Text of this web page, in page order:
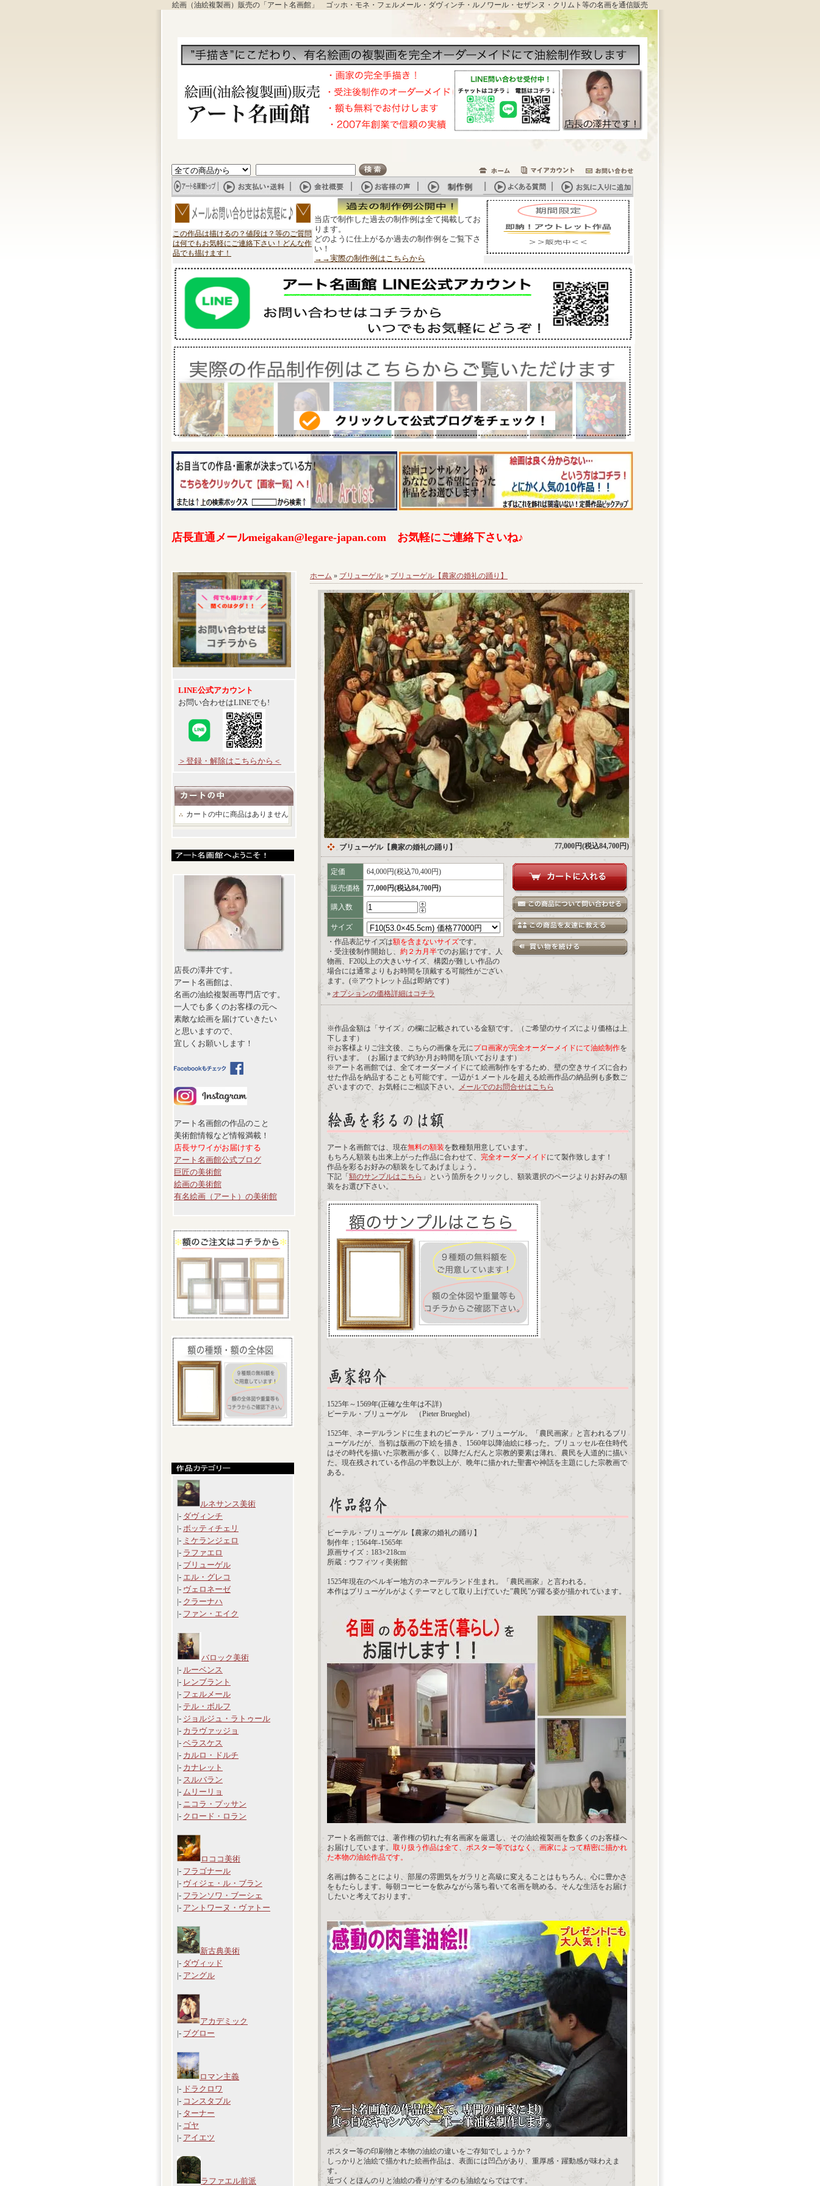
絵画（油絵複製画）販売の「アート名画館」 ゴッホ・モネ・フェルメール・ダヴィンチ・ルノワール・セザンヌ・クリムト等の名画を通信販売
この作品は描けるの？値段は？等のご質問
は何でもお気軽にご連絡下さい！どんな作
品でも描けます！
当店で制作した過去の制作例は全て掲載してお
ります。
どのように仕上がるか過去の制作例をご覧下さ
い！
→→実際の制作例はこちらから
店長直通メールmeigakan@legare-japan.com お気軽にご連絡下さいね♪
LINE公式アカウント
お問い合わせはLINEでも!
＞登録・解除はこちらから＜
カートの中に商品はありません
店長の澤井です。
アート名画館は、
名画の油絵複製画専門店です。
一人でも多くのお客様の元へ
素敵な絵画を届けていきたい
と思いますので、
宜しくお願いします！
アート名画館の作品のこと
美術館情報など情報満載！
店長サワイがお届けする
アート名画館公式ブログ
巨匠の美術館
絵画の美術館
有名絵画（アート）の美術館
ルネサンス美術
|- ダヴィンチ
|- ボッティチェリ
|- ミケランジェロ
|- ラファエロ
|- ブリューゲル
|- エル・グレコ
|- ヴェロネーゼ
|- クラーナハ
|- ファン・エイク
バロック美術
|- ルーベンス
|- レンブラント
|- フェルメール
|- テル・ボルフ
|- ジョルジュ・ラトゥール
|- カラヴァッジョ
|- ベラスケス
|- カルロ・ドルチ
|- カナレット
|- スルバラン
|- ムリーリョ
|- ニコラ・プッサン
|- クロード・ロラン
ロココ美術
|- フラゴナール
|- ヴィジェ・ル・ブラン
|- フランソワ・ブーシェ
|- アントワーヌ・ヴァトー
新古典美術
|- ダヴィッド
|- アングル
アカデミック
|- ブグロー
ロマン主義
|- ドラクロワ
|- コンスタブル
|- ターナー
|- ゴヤ
|- アイエツ
ラファエル前派
ホーム » ブリューゲル » ブリューゲル【農家の婚礼の踊り】
ブリューゲル【農家の婚礼の踊り】 77,000円(税込84,700円)
定価
64,000円(税込70,400円)
販売価格
77,000円(税込84,700円)
購入数
サイズ
・作品表記サイズは額を含まないサイズです。
・受注後制作開始し、 約２カ月半でのお届けです。人
物画、F20以上の大きいサイズ、構図が難しい作品の
場合には通常よりもお時間を頂戴する可能性がござい
ます。(※アウトレット品は即納です)
» オプションの価格詳細はコチラ
※作品金額は「サイズ」の欄に記載されている金額です。（ご希望のサイズにより価格は上
下します）
※お客様よりご注文後、こちらの画像を元にプロ画家が完全オーダーメイドにて油絵制作を
行います。（お届けまで約3か月お時間を頂いております）
※アート名画館では、全てオーダーメイドにて絵画制作をするため、壁の空きサイズに合わ
せた作品を納品することも可能です。一辺が１メートルを超える絵画作品の納品例も多数ご
ざいますので、お気軽にご相談下さい。
メールでのお問合せはこちら
アート名画館では、現在無料の額装を数種類用意しています。
もちろん額装も出来上がった作品に合わせて、 完全オーダーメイドにて製作致します！
作品を彩るお好みの額装をしてあげましょう。
下記「 額のサンプルはこちら 」という箇所をクリックし、額装選択のページよりお好みの額
装をお選び下さい。
1525年～1569年(正確な生年は不詳)
ピーテル・ブリューゲル （Pieter Brueghel）
1525年、ネーデルランドに生まれのピーテル・ブリューゲル。「農民画家」と言われるブリ
ューゲルだが、当初は版画の下絵を描き、1560年以降油絵に移った。ブリュッセル在住時代
はその時代を描いた宗教画が多く、以降だんだんと宗教的要素は薄れ、農民を人道的に描い
た。現在残されている作品の半数以上が、晩年に描かれた聖書や神話を主題にした宗教画で
ある。
ピーテル・ブリューゲル【農家の婚礼の踊り】
制作年；1564年-1565年
原画サイズ：183×218cm
所蔵：ウフィツィ美術館
1525年現在のベルギー地方のネーデルランド生まれ。「農民画家」と言われる。
本作はブリューゲルがよくテーマとして取り上げていた”農民”が躍る姿が描かれています。
アート名画館では、著作権の切れた有名画家を厳選し、その油絵複製画を数多くのお客様へ
お届けしています。 取り扱う作品は全て、ポスター等ではなく、画家によって精密に描かれ
た本物の油絵作品です。
名画は飾ることにより、部屋の雰囲気をガラリと高級に変えることはもちろん、心に豊かさ
をもたらします。毎朝コーヒーを飲みながら落ち着いて名画を眺める。そんな生活をお届け
したいと考えております。
ポスター等の印刷物と本物の油絵の違いをご存知でしょうか？
しっかりと油絵で描かれた絵画作品は、表面には凹凸があり、重厚感・躍動感が味わえま
す。
近づくとほんのりと油絵の香りがするのも油絵ならではです。